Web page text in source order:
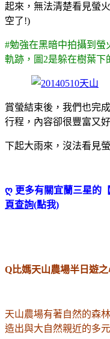
起來，無法清楚看見螢
空了!)
#勉強在黑暗中拍攝到螢
軌跡，圖2是躲在樹葉下
賞螢結束後，我們也完
行程，內容卻很豐富又
下起大雨來，沒法看見
ღ 更多有關宜蘭三星的
頁查詢(點我)
Q比媽天山農場半日遊之
天山農場有著自然的森
造出與大自然親近的多